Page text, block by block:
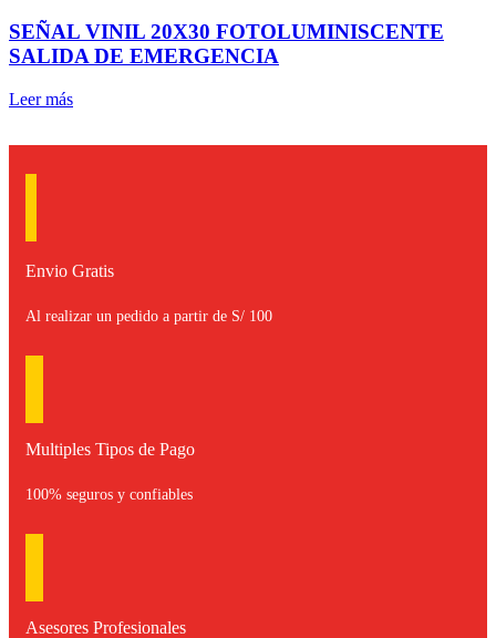
SEÑAL VINIL 20X30 FOTOLUMINISCENTE
SALIDA DE EMERGENCIA
Leer más
Envio Gratis
Al realizar un pedido a partir de S/ 100
Multiples Tipos de Pago
100% seguros y confiables
Asesores Profesionales